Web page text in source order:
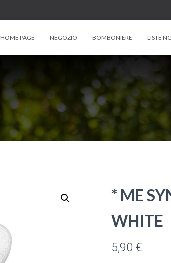
HOME PAGE NEGOZIO BOMBONIERE LISTE
* ME
WHITE
5,90 €